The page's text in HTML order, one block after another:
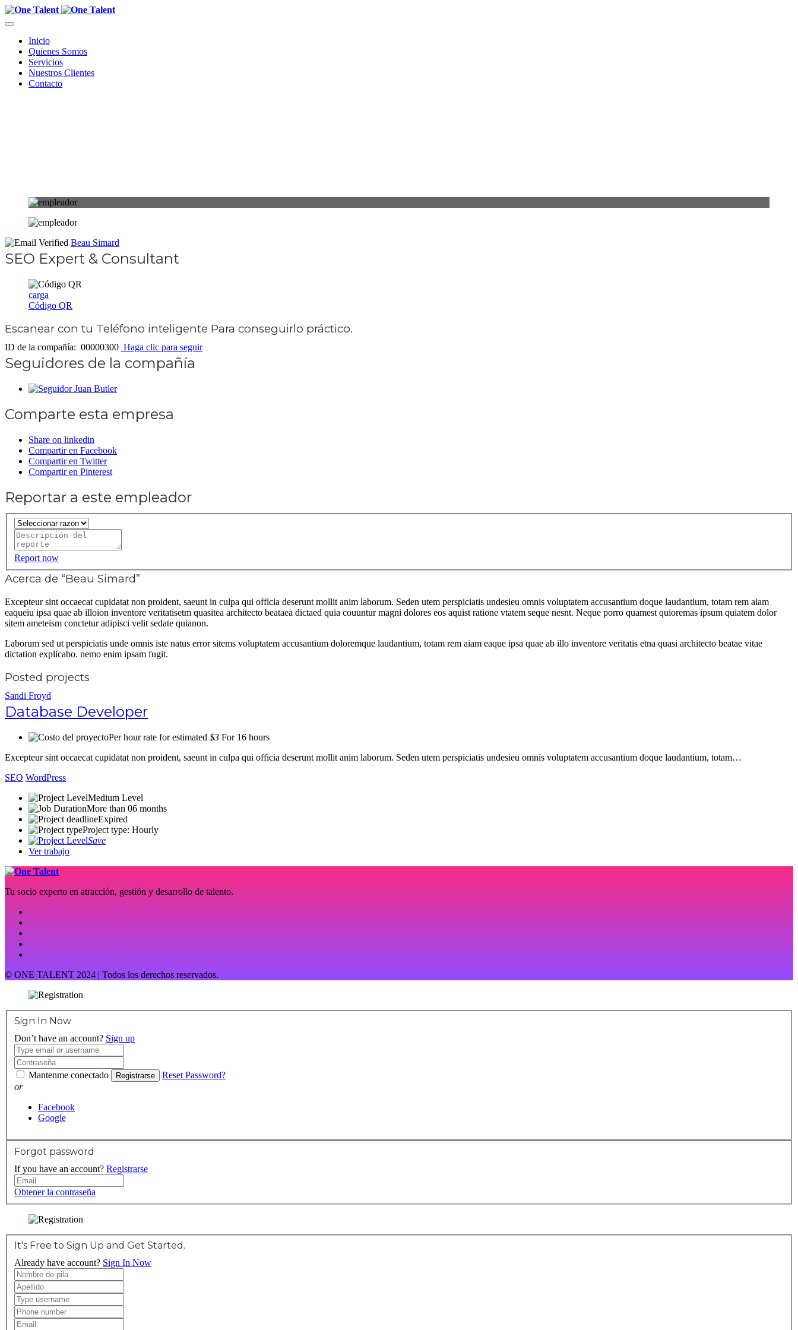
Inicio
Quienes Somos
Servicios
Nuestros Clientes
Contacto
Beau Simard
SEO Expert & Consultant
carga
Código QR
Escanear con tu Teléfono inteligente Para conseguirlo práctico.
ID de la compañía: 00000300 Haga clic para seguir
Seguidores de la compañía
Juan Butler
Comparte esta empresa
Share on linkedin
Compartir en Facebook
Compartir en Twitter
Compartir en Pinterest
Reportar a este empleador
Report now
Acerca de “Beau Simard”
Excepteur sint occaecat cupidatat non proident, saeunt in culpa qui officia deserunt mollit anim laborum. Seden utem perspiciatis undesieu omnis voluptatem accusantium doque laudantium, totam rem aiam
eaqueiu ipsa quae ab illoion inventore veritatisetm quasitea architecto beataea dictaed quia couuntur magni dolores eos aquist ratione vtatem seque nesnt. Neque porro quamest quioremas ipsum quiatem dolor
sitem ameteism conctetur adipisci velit sedate quianon.
Laborum sed ut perspiciatis unde omnis iste natus error sitems voluptatem accusantium doloremque laudantium, totam rem aiam eaque ipsa quae ab illo inventore veritatis etna quasi architecto beatae vitae
dictation explicabo. nemo enim ipsam fugit.
Posted projects
Sandi Froyd
Database Developer
Per hour rate for estimated $3 For 16 hours
Excepteur sint occaecat cupidatat non proident, saeunt in culpa qui officia deserunt mollit anim laborum. Seden utem perspiciatis undesieu omnis voluptatem accusantium doque laudantium, totam…
SEO WordPress
Medium Level
More than 06 months
Expired
Project type: Hourly
Save
Ver trabajo
Tu socio experto en atracción, gestión y desarrollo de talento.
© ONE TALENT 2024 | Todos los derechos reservados.
Sign In Now
Don’t have an account? Sign up
Mantenme conectado Registrarse
Reset Password?
or
Facebook
Google
Forgot password
If you have an account? Registrarse
Obtener la contraseña
It's Free to Sign Up and Get Started.
Already have account? Sign In Now